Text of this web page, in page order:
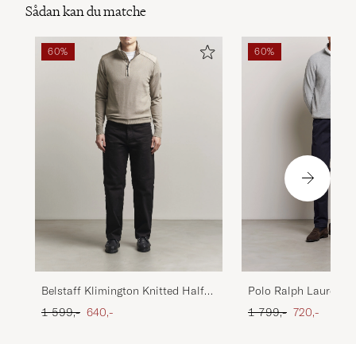
Sådan kan du matche
60%
Belstaff Klimington Knitted Half
Zip Dark Sand
Ordinary pris
1 599,- Nedsat pris
640,-
60%
Polo Ralph Lauren
Zip Andover Heather
Ordinary pris
1 799,- Nedsat pris
720,-